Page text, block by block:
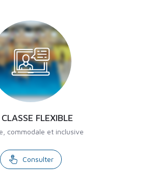
FLEXIBLE
commodale et inclusive
Consulter